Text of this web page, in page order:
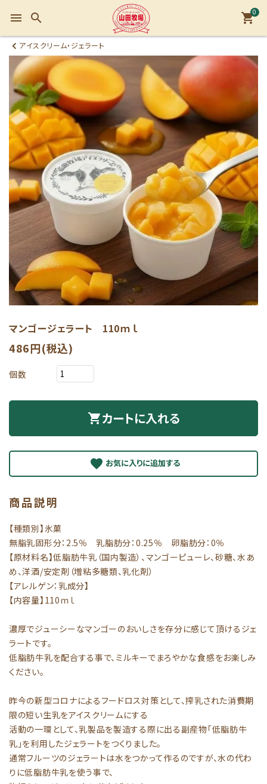
menu search 0
shopping_cart
アイスクリーム・ジェラート
マンゴージェラート 110ｍｌ
486円(税込)
個数
shopping_cartカートに入れる
favorite
商品説明
【種類別】氷菓
無脂乳固形分：2.5％ 乳脂肪分：0.25％ 卵脂肪分：0％
【原材料名】低脂肪牛乳（国内製造）、マンゴーピューレ、砂糖、水あ
め、洋酒/安定剤（増粘多糖類、乳化剤）
【アレルゲン：乳成分】
【内容量】110ｍｌ
濃厚でジューシーなマンゴーのおいしさを存分に感じて頂けるジェ
ラートです。
低脂肪牛乳を配合する事で、ミルキーでまろやかな食感をお楽しみ
ください。
昨今の新型コロナによるフードロス対策として、搾乳された消費期
限の短い生乳をアイスクリームにする
活動の一環として、乳製品を製造する際に出る副産物「低脂肪牛
乳」を利用したジェラートをつくりました。
通常フルーツのジェラートは水をつかって作るのですが、水の代わ
りに低脂肪牛乳を使う事で、